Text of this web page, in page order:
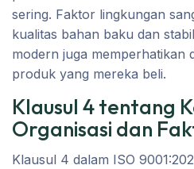
sering. Faktor lingkungan
kualitas bahan baku dan
modern juga memperhatikan
produk yang mereka beli.
Klausul 4 tentang
Organisasi dan
Klausul 4 dalam ISO